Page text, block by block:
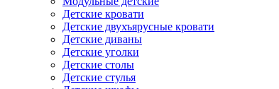
Детские кровати
Детские двухъярусные кровати
Детские диваны
Детские уголки
Детские столы
Детские стулья